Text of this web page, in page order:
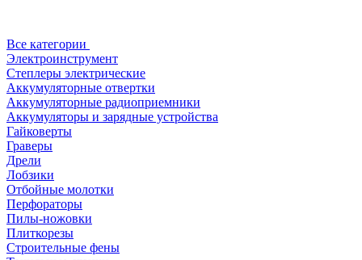
Все категории
Электроинструмент
Степлеры электрические
Аккумуляторные отвертки
Аккумуляторные радиоприемники
Аккумуляторы и зарядные устройства
Гайковерты
Граверы
Дрели
Лобзики
Отбойные молотки
Перфораторы
Пилы-ножовки
Плиткорезы
Строительные фены